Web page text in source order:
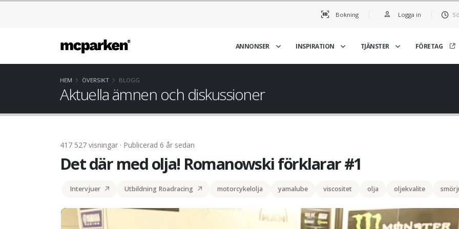
Bokning Logga in
ANNONSER INSPIRATION TJÄNSTER FÖRETAG
HEM ÖVERSIKT BLOGG
Aktuella ämnen och diskussioner
417 527 visningar · Publicerad 6 år sedan
Det där med olja! Romanowski förklarar #1
Intervjuer Utbildning Roadracing motorcykelolja yamalube viscositet olja oljekvalite
Det där med olja #1! Romanowski förklarar
Det där med olja #1!
Romanowski förklarar